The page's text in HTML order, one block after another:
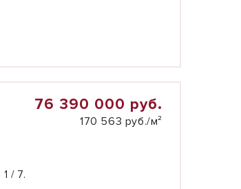
76 390 000 руб.
170 563 руб./м²
1 / 7.